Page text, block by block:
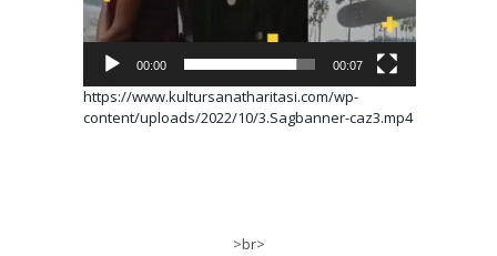
00:00 00:07
https://www.kultursanatharitasi.com/wp-
content/uploads/2022/10/3.Sagbanner-caz3.mp4
>br>